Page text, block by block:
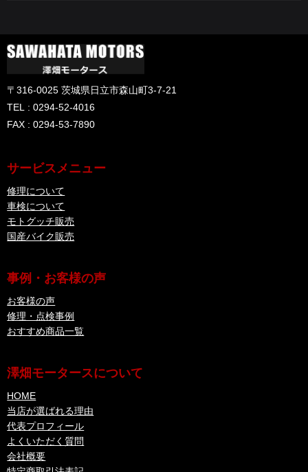
〒316-0025 茨城県日立市森山町3-7-21
TEL : 0294-52-4016
FAX : 0294-53-7890
サービスメニュー
修理について
車検について
モトグッチ販売
国産バイク販売
事例・お客様の声
お客様の声
修理・点検事例
おすすめ商品一覧
澤畑モータースについて
HOME
当店が選ばれる理由
代表プロフィール
よくいただく質問
会社概要